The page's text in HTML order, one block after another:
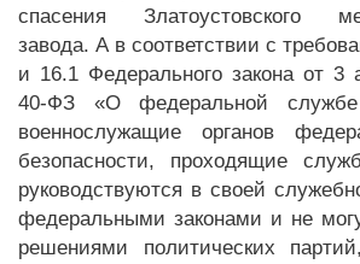
спасения Златоустовского
завода. А в соответствии с
и 16.1 Федерального закона от 3
40-ФЗ «О федеральной службе
военнослужащие органов
безопасности, проходящие
руководствуются в своей
федеральными законами и не
решениями политических